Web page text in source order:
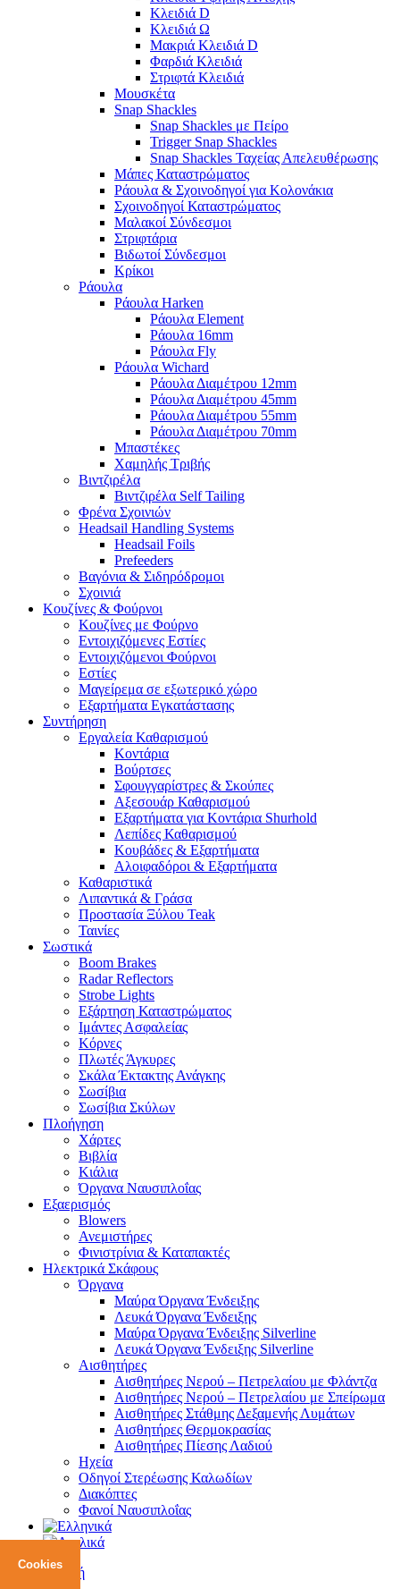
Κλειδιά D
Κλειδιά Ω
Μακριά Κλειδιά D
Φαρδιά Κλειδιά
Στριφτά Κλειδιά
Μουσκέτα
Snap Shackles
Snap Shackles με Πείρο
Trigger Snap Shackles
Snap Shackles Ταχείας Απελευθέρωσης
Μάπες Καταστρώματος
Ράουλα & Σχοινοδηγοί για Κολονάκια
Σχοινοδηγοί Καταστρώματος
Μαλακοί Σύνδεσμοι
Στριφτάρια
Βιδωτοί Σύνδεσμοι
Κρίκοι
Ράουλα
Ράουλα Harken
Ράουλα Element
Ράουλα 16mm
Ράουλα Fly
Ράουλα Wichard
Ράουλα Διαμέτρου 12mm
Ράουλα Διαμέτρου 45mm
Ράουλα Διαμέτρου 55mm
Ράουλα Διαμέτρου 70mm
Μπαστέκες
Χαμηλής Τριβής
Βιντζιρέλα
Βιντζιρέλα Self Tailing
Φρένα Σχοινιών
Headsail Handling Systems
Headsail Foils
Prefeeders
Βαγόνια & Σιδηρόδρομοι
Σχοινιά
Κουζίνες & Φούρνοι
Κουζίνες με Φούρνο
Εντοιχιζόμενες Εστίες
Εντοιχιζόμενοι Φούρνοι
Εστίες
Μαγείρεμα σε εξωτερικό χώρο
Εξαρτήματα Εγκατάστασης
Συντήρηση
Εργαλεία Καθαρισμού
Κοντάρια
Βούρτσες
Σφουγγαρίστρες & Σκούπες
Αξεσουάρ Καθαρισμού
Εξαρτήματα για Κοντάρια Shurhold
Λεπίδες Καθαρισμού
Κουβάδες & Εξαρτήματα
Αλοιφαδόροι & Εξαρτήματα
Καθαριστικά
Λιπαντικά & Γράσα
Προστασία Ξύλου Teak
Ταινίες
Σωστικά
Boom Brakes
Radar Reflectors
Strobe Lights
Εξάρτηση Καταστρώματος
Ιμάντες Ασφαλείας
Κόρνες
Πλωτές Άγκυρες
Σκάλα Έκτακτης Ανάγκης
Σωσίβια
Σωσίβια Σκύλων
Πλοήγηση
Χάρτες
Βιβλία
Κιάλια
Όργανα Ναυσιπλοΐας
Εξαερισμός
Blowers
Ανεμιστήρες
Φινιστρίνια & Καταπακτές
Ηλεκτρικά Σκάφους
Όργανα
Μαύρα Όργανα Ένδειξης
Λευκά Όργανα Ένδειξης
Μαύρα Όργανα Ένδειξης Silverline
Λευκά Όργανα Ένδειξης Silverline
Αισθητήρες
Αισθητήρες Νερού – Πετρελαίου με Φλάντζα
Αισθητήρες Νερού – Πετρελαίου με Σπείρωμα
Αισθητήρες Στάθμης Δεξαμενής Λυμάτων
Αισθητήρες Θερμοκρασίας
Αισθητήρες Πίεσης Λαδιού
Ηχεία
Οδηγοί Στερέωσης Καλωδίων
Διακόπτες
Φανοί Ναυσιπλοΐας
Αρχική
Cookies